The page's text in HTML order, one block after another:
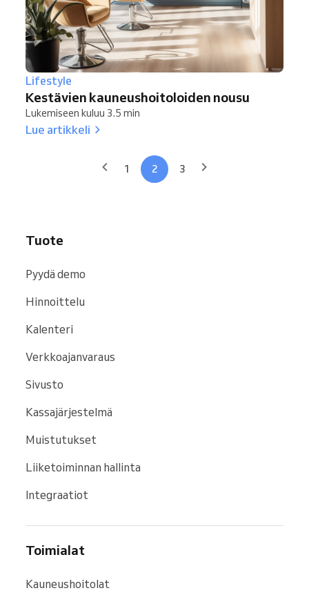
Lifestyle
Kestävien kauneushoitoloiden nousu
Lukemiseen kuluu 3.5 min
Lue artikkeli
1 2 3
Tuote
Pyydä demo
Hinnoittelu
Kalenteri
Verkkoajanvaraus
Sivusto
Kassajärjestelmä
Muistutukset
Liiketoiminnan hallinta
Integraatiot
Toimialat
Kauneushoitolat